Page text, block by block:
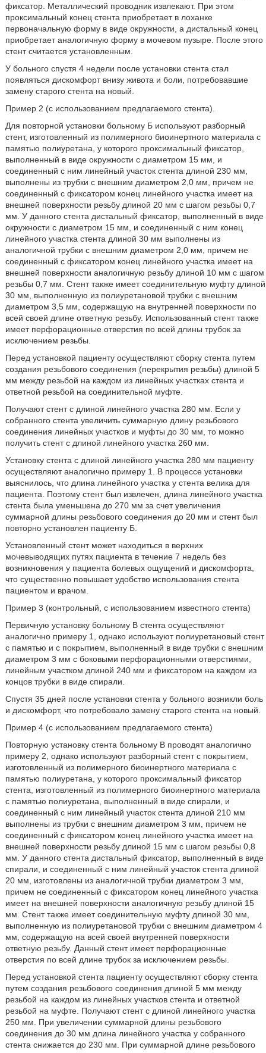
фиксатор. Металлический проводник извлекают. При этом
проксимальный конец стента приобретает в лоханке
первоначальную форму в виде окружности, а дистальный конец
приобретает аналогичную форму в мочевом пузыре. После этого
стент считается установленным.
У больного спустя 4 недели после установки стента стал
появляться дискомфорт внизу живота и боли, потребовавшие
замену старого стента на новый.
Пример 2 (с использованием предлагаемого стента).
Для повторной установки больному Б используют разборный
стент, изготовленный из полимерного биоинертного материала с
памятью полиуретана, у которого проксимальный фиксатор,
выполненный в виде окружности с диаметром 15 мм, и
соединенный с ним линейный участок стента длиной 230 мм,
выполнены из трубки с внешним диаметром 2,0 мм, причем не
соединенный с фиксатором конец линейного участка имеет на
внешней поверхности резьбу длиной 20 мм с шагом резьбы 0,7
мм. У данного стента дистальный фиксатор, выполненный в виде
окружности с диаметром 15 мм, и соединенный с ним конец
линейного участка стента длиной 30 мм выполнены из
аналогичной трубки с внешним диаметром 2,0 мм, причем не
соединенный с фиксатором конец линейного участка имеет на
внешней поверхности аналогичную резьбу длиной 10 мм с шагом
резьбы 0,7 мм. Стент также имеет соединительную муфту длиной
30 мм, выполненную из полиуретановой трубки с внешним
диаметром 3,5 мм, содержащую на внутренней поверхности по
всей своей длине ответную резьбу. Использованный стент также
имеет перфорационные отверстия по всей длины трубок за
исключением резьбы.
Перед установкой пациенту осуществляют сборку стента путем
создания резьбового соединения (перекрытия резьбы) длиной 5
мм между резьбой на каждом из линейных участках стента и
ответной резьбой на соединительной муфте.
Получают стент с длиной линейного участка 280 мм. Если у
собранного стента увеличить суммарную длину резьбового
соединения линейных участков и муфты до 30 мм, то можно
получить стент с длиной линейного участка 260 мм.
Установку стента с длиной линейного участка 280 мм пациенту
осуществляют аналогично примеру 1. В процессе установки
выяснилось, что длина линейного участка у стента велика для
пациента. Поэтому стент был извлечен, длина линейного участка
стента была уменьшена до 270 мм за счет увеличения
суммарной длины резьбового соединения до 20 мм и стент был
повторно установлен пациенту Б.
Установленный стент может находиться в верхних
мочевыводящих путях пациента в течение 7 недель без
возникновения у пациента болевых ощущений и дискомфорта,
что существенно повышает удобство использования стента
пациентом и врачом.
Пример 3 (контрольный, с использованием известного стента)
Первичную установку больному В стента осуществляют
аналогично примеру 1, однако используют полиуретановый стент
с памятью и с покрытием, выполненный в виде трубки с внешним
диаметром 3 мм с боковыми перфорационными отверстиями,
линейным участком длиной 240 мм и фиксатором на каждом из
концов трубки в виде спирали.
Спустя 35 дней после установки стента у больного возникли боль
и дискомфорт, что потребовало замену старого стента на новый.
Пример 4 (с использованием предлагаемого стента)
Повторную установку стента больному В проводят аналогично
примеру 2, однако используют разборный стент с покрытием,
изготовленный из полимерного биоинертного материала с
памятью полиуретана, у которого проксимальный фиксатор
стента, изготовленный из полимерного биоинертного материала
с памятью полиуретана, выполненный в виде спирали, и
соединенный с ним линейный участок стента длиной 210 мм
выполнены из трубки с внешним диаметром 3 мм, причем не
соединенный с фиксатором конец линейного участка имеет на
внешней поверхности резьбу длиной 15 мм с шагом резьбы 0,8
мм. У данного стента дистальный фиксатор, выполненный в виде
спирали, и соединенный с ним линейный участок стента длиной
20 мм, изготовлены из аналогичной трубки диаметром 3 мм,
причем не соединенный с фиксатором конец линейного участка
имеет на внешней поверхности аналогичную резьбу длиной 15
мм. Стент также имеет соединительную муфту длиной 30 мм,
выполненную из полиуретановой трубки с внешним диаметром 4
мм, содержащую на всей своей внутренней поверхности
ответную резьбу. Данный стент имеет перфорационные
отверстия по всей длине трубок за исключением резьбы.
Перед установкой стента пациенту осуществляют сборку стента
путем создания резьбового соединения длиной 5 мм между
резьбой на каждом из линейных участков стента и ответной
резьбой на муфте. Получают стент с длиной линейного участка
250 мм. При увеличении суммарной длины резьбового
соединения до 30 мм длина линейного участка у собранного
стента снижается до 230 мм. При суммарной длине резьбового